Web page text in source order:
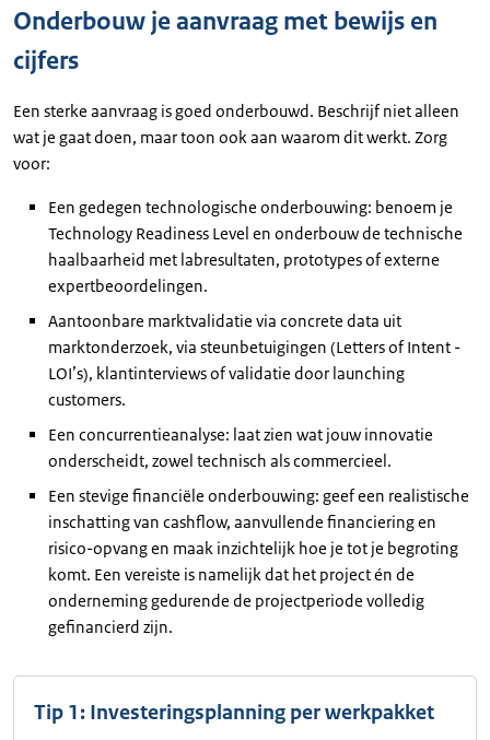
Onderbouw je aanvraag met bewijs en
cijfers
Een sterke aanvraag is goed onderbouwd. Beschrijf niet alleen
wat je gaat doen, maar toon ook aan waarom dit werkt. Zorg
voor:
Een gedegen technologische onderbouwing: benoem je
Technology Readiness Level en onderbouw de technische
haalbaarheid met labresultaten, prototypes of externe
expertbeoordelingen.
Aantoonbare marktvalidatie via concrete data uit
marktonderzoek, via steunbetuigingen (Letters of Intent -
LOI’s), klantinterviews of validatie door launching
customers.
Een concurrentieanalyse: laat zien wat jouw innovatie
onderscheidt, zowel technisch als commercieel.
Een stevige financiële onderbouwing: geef een realistische
inschatting van cashflow, aanvullende financiering en
risico-opvang en maak inzichtelijk hoe je tot je begroting
komt. Een vereiste is namelijk dat het project én de
onderneming gedurende de projectperiode volledig
gefinancierd zijn.
Tip 1: Investeringsplanning per werkpakket